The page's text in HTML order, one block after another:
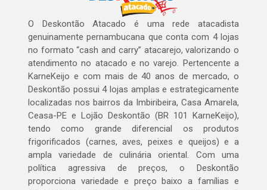
O Deskontão Atacado é uma rede atacadista
genuinamente pernambucana que conta com 4 lojas
no formato “cash and carry” atacarejo, valorizando o
atendimento no atacado e no varejo. Pertencente a
KarneKeijo e com mais de 40 anos de mercado, o
Deskontão possui 4 lojas amplas e estrategicamente
localizadas nos bairros da Imbiribeira, Casa Amarela,
Ceasa-PE e Lojão Deskontão (BR 101 KarneKeijo),
tendo como grande diferencial os produtos
frigorificados (carnes, aves, peixes e queijos) e a
ampla variedade de culinária oriental. Com uma
política agressiva de preços, o Deskontão
proporciona variedade e preço baixo a famílias e